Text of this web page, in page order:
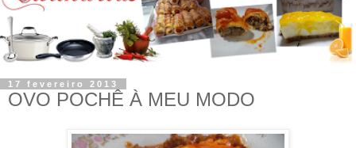
17 fevereiro 2013
OVO POCHÊ À MEU MODO